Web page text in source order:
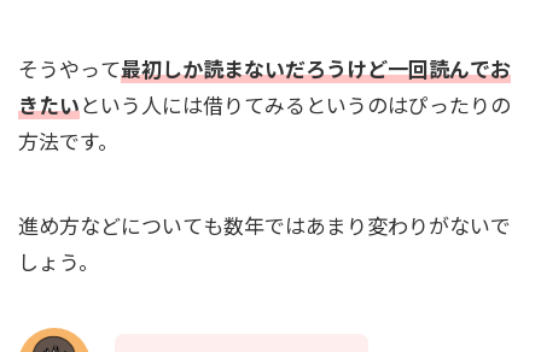
そうやって最初しか読まないだろうけど一回読んでお
きたいという人には借りてみるというのはぴったりの
方法です。
進め方などについても数年ではあまり変わりがないで
しょう。